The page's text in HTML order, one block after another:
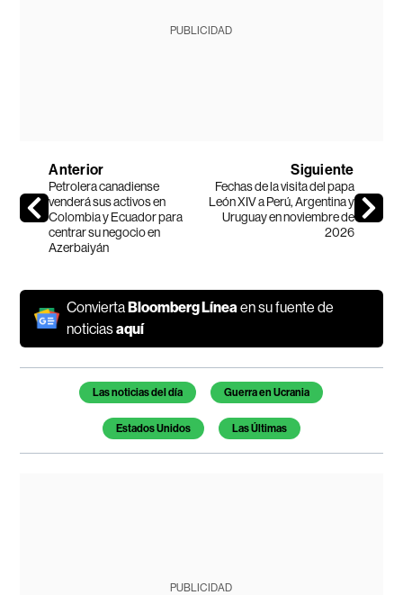
PUBLICIDAD
Anterior
Petrolera canadiense
venderá sus activos en
Colombia y Ecuador para
centrar su negocio en
Azerbaiyán
Siguiente
Fechas de la visita del papa
León XIV a Perú, Argentina y
Uruguay en noviembre de
2026
ConviertaBloomberg Línea en su fuente de
noticiasaquí
Temas de este artículo
Las noticias del día Guerra en Ucrania
Estados Unidos Las Últimas
PUBLICIDAD